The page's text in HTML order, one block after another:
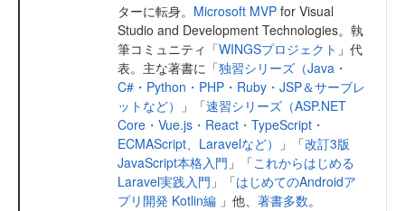
ターに転身。 Microsoft MVP for Visual
Studio and Development Technologies。執
筆コミュニティ「WINGSプロジェクト 」代
表。主な著書に「独習シリーズ（Java・
C#・Python・PHP・Ruby・JSP＆サーブレ
ットなど）
」「速習シリーズ（ASP.NET
Core・Vue.js・React・TypeScript・
ECMAScript、Laravelなど）
」「改訂3版
JavaScript本格入門 」「これからはじめる
Laravel実践入門 」「はじめてのAndroidア
プリ開発 Kotlin編 」他、 著書多数。